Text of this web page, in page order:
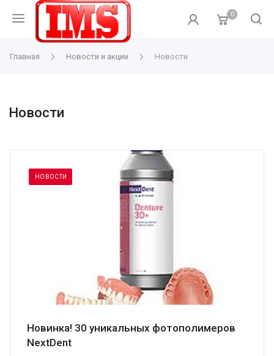
0
Главная Новости и акции Новости
Новости
НОВОСТИ
Новинка! 30 уникальных фотополимеров
NextDent